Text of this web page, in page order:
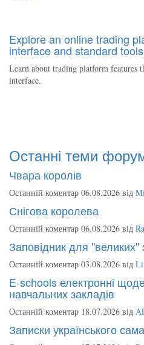
Explore an online trading
interface and standard
Learn about trading platform features
interface.
Останні теми
Чвара королів
Останній коментар 06.08.2026 від
Снігова королева
Останній коментар 06.08.2026 від
Заповідник для "великих"
Останній коментар 03.08.2026 від
E-schools електронні
навчальних закладів
Останній коментар 18.07.2026 від
Записки українського